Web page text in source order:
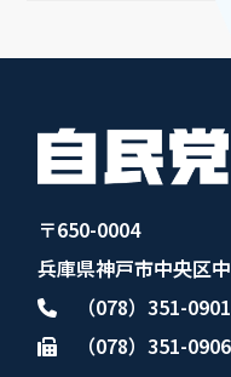
〒650-0004
兵庫県神戸市中央区
（078）351-0901
（078）351-0906